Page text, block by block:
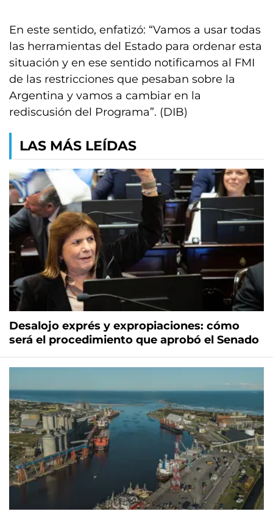
En este sentido, enfatizó: “Vamos a usar todas
las herramientas del Estado para ordenar esta
situación y en ese sentido notificamos al FMI
de las restricciones que pesaban sobre la
Argentina y vamos a cambiar en la
rediscusión del Programa”. (DIB)
LAS MÁS LEÍDAS
Desalojo exprés y expropiaciones: cómo
será el procedimiento que aprobó el Senado